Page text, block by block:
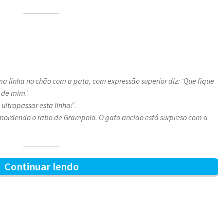
linha no chão com a pata, com expressão superior diz: ‘Que fique
mim.’.
esta linha!’.
o rabo de Grampolo. O gato ancião está surpreso com a
Continuar lendoGrampolo